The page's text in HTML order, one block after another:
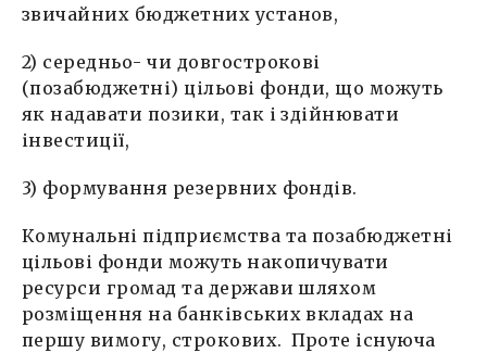
звичайних бюджетних установ,
2) середньо- чи довгострокові
(позабюджетні) цільові фонди, що можуть
як надавати позики, так і здійнювати
інвестиції,
3) формування резервних фондів.
Комунальні підприємства та позабюджетні
цільові фонди можуть накопичувати
ресурси громад та держави шляхом
розміщення на банківських вкладах на
першу вимогу, строкових. Проте існуюча